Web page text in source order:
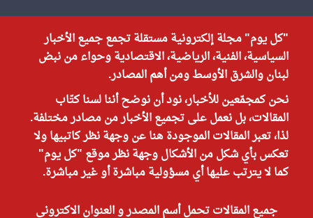
"كل يوم" مجلة إلكترونية مستقلة تجمع جميع الأخبار
السياسية، الفنية، الرياضية، الاقتصادية وحواء من نبض
لبنان والشرق الأوسط ومن أهم المصادر.
نحن كمجمّعين للأخبار، نود أن نوضح أننا لسنا كتّاب
المقالات، بل نعمل على تجميع الأخبار من مصادر مختلفة.
لذا، تعبر المقالات الموجودة هنا عن وجهة نظر كاتبيها ولا
تعكس بأي شكل من الأشكال وجهة نظر موقع "كل يوم"
كما لا يترتب عليها أي مسؤولية مباشرة أو غير مباشرة.
جميع المقالات تحمل أسم المصدر و العنوان الاكتروني